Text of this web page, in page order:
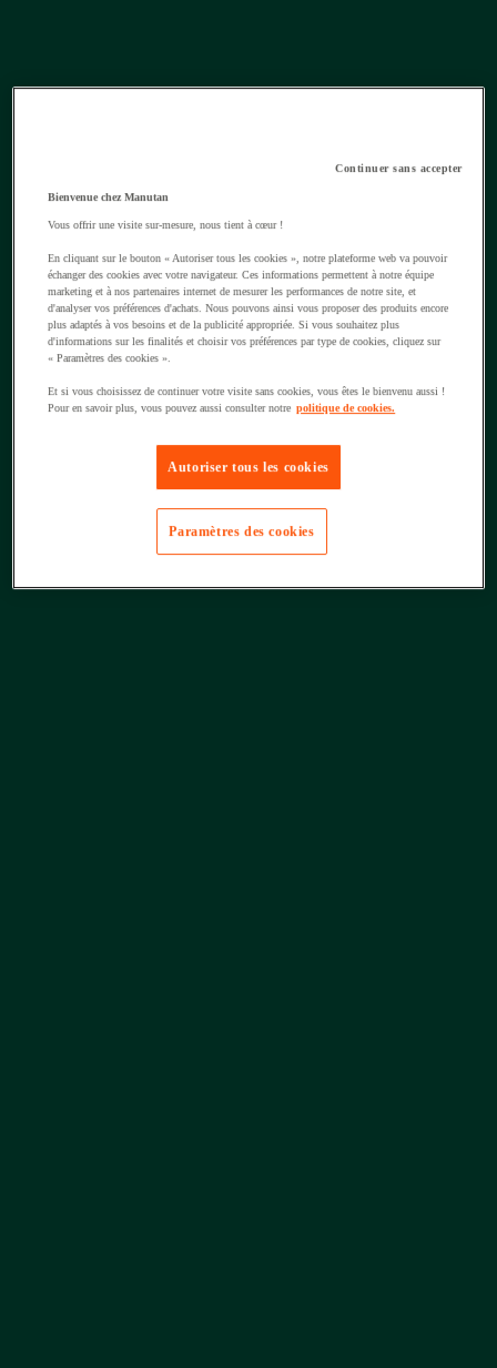
Continuer sans accepter
Bienvenue chez Manutan
Vous offrir une visite sur-mesure, nous tient à cœur !
En cliquant sur le bouton « Autoriser tous les cookies », notre plateforme web va pouvoir
échanger des cookies avec votre navigateur. Ces informations permettent à notre équipe
marketing et à nos partenaires internet de mesurer les performances de notre site, et
d'analyser vos préférences d'achats. Nous pouvons ainsi vous proposer des produits encore
plus adaptés à vos besoins et de la publicité appropriée. Si vous souhaitez plus
d'informations sur les finalités et choisir vos préférences par type de cookies, cliquez sur
« Paramètres des cookies ».
Et si vous choisissez de continuer votre visite sans cookies, vous êtes le bienvenu aussi !
Pour en savoir plus, vous pouvez aussi consulter notre politique de cookies.
Autoriser tous les cookies
Paramètres des cookies